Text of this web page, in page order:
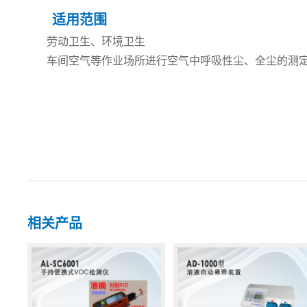
适用范围
劳动卫生、环境卫生
车间空气等作业场所进行空气中呼吸性尘、全尘的测
相关产品